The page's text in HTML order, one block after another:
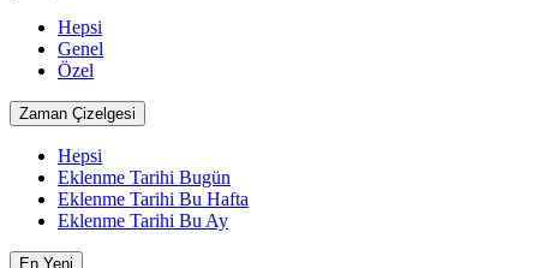
Hepsi
Genel
Özel
Zaman Çizelgesi
Hepsi
Eklenme Tarihi Bugün
Eklenme Tarihi Bu Hafta
Eklenme Tarihi Bu Ay
En Yeni